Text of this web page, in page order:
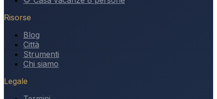
Risorse
Blog
Città
Strumenti
Chi siamo
Legale